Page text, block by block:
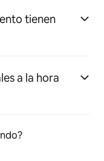
tienen
a la hora